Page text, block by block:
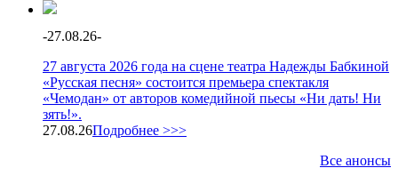
-27.08.26-
27 августа 2026 года на сцене театра Надежды Бабкиной
«Русская песня» состоится премьера спектакля
«Чемодан» от авторов комедийной пьесы «Ни дать! Ни
зять!».
27.08.26Подробнее >>>
Все анонсы